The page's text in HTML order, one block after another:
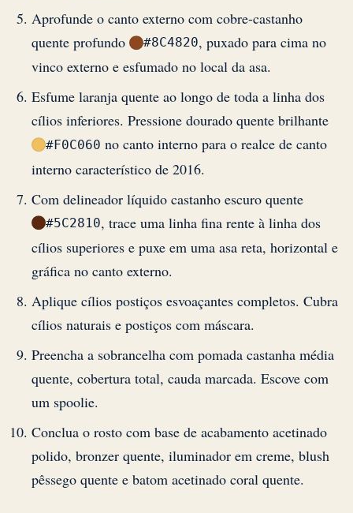
Aprofunde o canto externo com cobre-castanho
quente profundo
#8C4820, puxado para cima no
vinco externo e esfumado no local da asa.
Esfume laranja quente ao longo de toda a linha dos
cílios inferiores. Pressione dourado quente brilhante
#F0C060 no canto interno para o realce de canto
interno característico de 2016.
Com delineador líquido castanho escuro quente
#5C2810, trace uma linha fina rente à linha dos
cílios superiores e puxe em uma asa reta, horizontal e
gráfica no canto externo.
Aplique cílios postiços esvoaçantes completos. Cubra
cílios naturais e postiços com máscara.
Preencha a sobrancelha com pomada castanha média
quente, cobertura total, cauda marcada. Escove com
um spoolie.
Conclua o rosto com base de acabamento acetinado
polido, bronzer quente, iluminador em creme, blush
pêssego quente e batom acetinado coral quente.